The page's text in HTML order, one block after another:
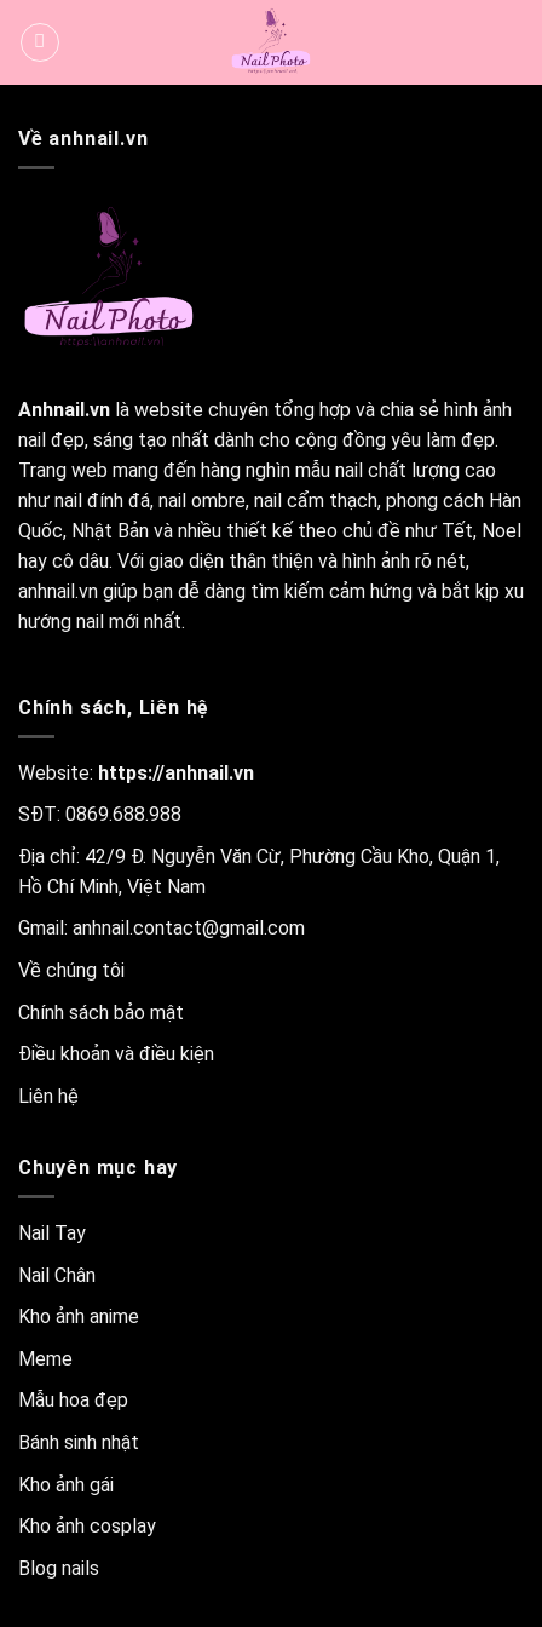
qua
Về anhnail.vn
Anhnail.vn là website chuyên tổng hợp và chia sẻ hình ảnh
nail đẹp, sáng tạo nhất dành cho cộng đồng yêu làm đẹp.
Trang web mang đến hàng nghìn mẫu nail chất lượng cao
như nail đính đá, nail ombre, nail cẩm thạch, phong cách Hàn
Quốc, Nhật Bản và nhiều thiết kế theo chủ đề như Tết, Noel
hay cô dâu. Với giao diện thân thiện và hình ảnh rõ nét,
anhnail.vn giúp bạn dễ dàng tìm kiếm cảm hứng và bắt kịp xu
hướng nail mới nhất.
Chính sách, Liên hệ
Website: https://anhnail.vn
SĐT: 0869.688.988
Địa chỉ: 42/9 Đ. Nguyễn Văn Cừ, Phường Cầu Kho, Quận 1,
Hồ Chí Minh, Việt Nam
Gmail: anhnail.contact@gmail.com
Về chúng tôi
Chính sách bảo mật
Điều khoản và điều kiện
Liên hệ
Chuyên mục hay
Nail Tay
Nail Chân
Kho ảnh anime
Meme
Mẫu hoa đẹp
Bánh sinh nhật
Kho ảnh gái
Kho ảnh cosplay
Blog nails